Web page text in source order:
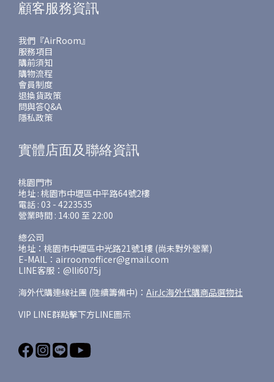
顧客服務資訊
我們『AirRoom』
服務項目
購前須知
購物流程
會員制度
退換貨政策
問與答Q&A
隱私政策
實體店面及聯絡資訊
桃園門市
地址 : 桃園市中壢區中平路64號2樓
電話 : 03 - 4223535
營業時間 : 14:00 至 22:00
總公司
地址：桃園市中壢區中光路21號1樓 (尚未對外營業)
E-MAIL：airroomofficer@gmail.com
LINE客服：@lli6075j
海外代購連線社團 (陸續籌備中)： AirJc海外代購商品選物社
VIP LINE群點擊下方LINE圖示